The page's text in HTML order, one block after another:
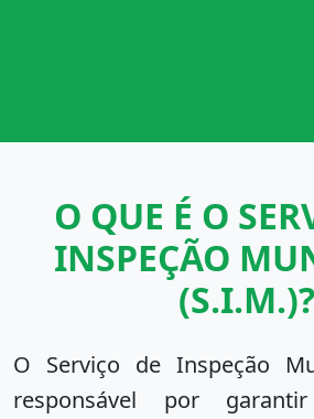
O QUE É O
INSPEÇÃO
(S.I.M.)?
O Serviço de Inspeção
responsável por